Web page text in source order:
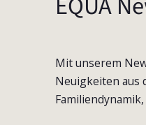
Mit unserem
Neuigkeiten aus